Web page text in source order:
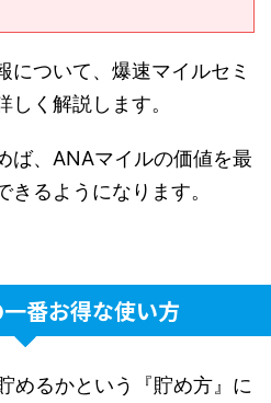
について、爆速マイルセミ
く解説します。
ば、ANAマイルの価値を最
るようになります。
番お得な使い方
めるかという『貯め方』に